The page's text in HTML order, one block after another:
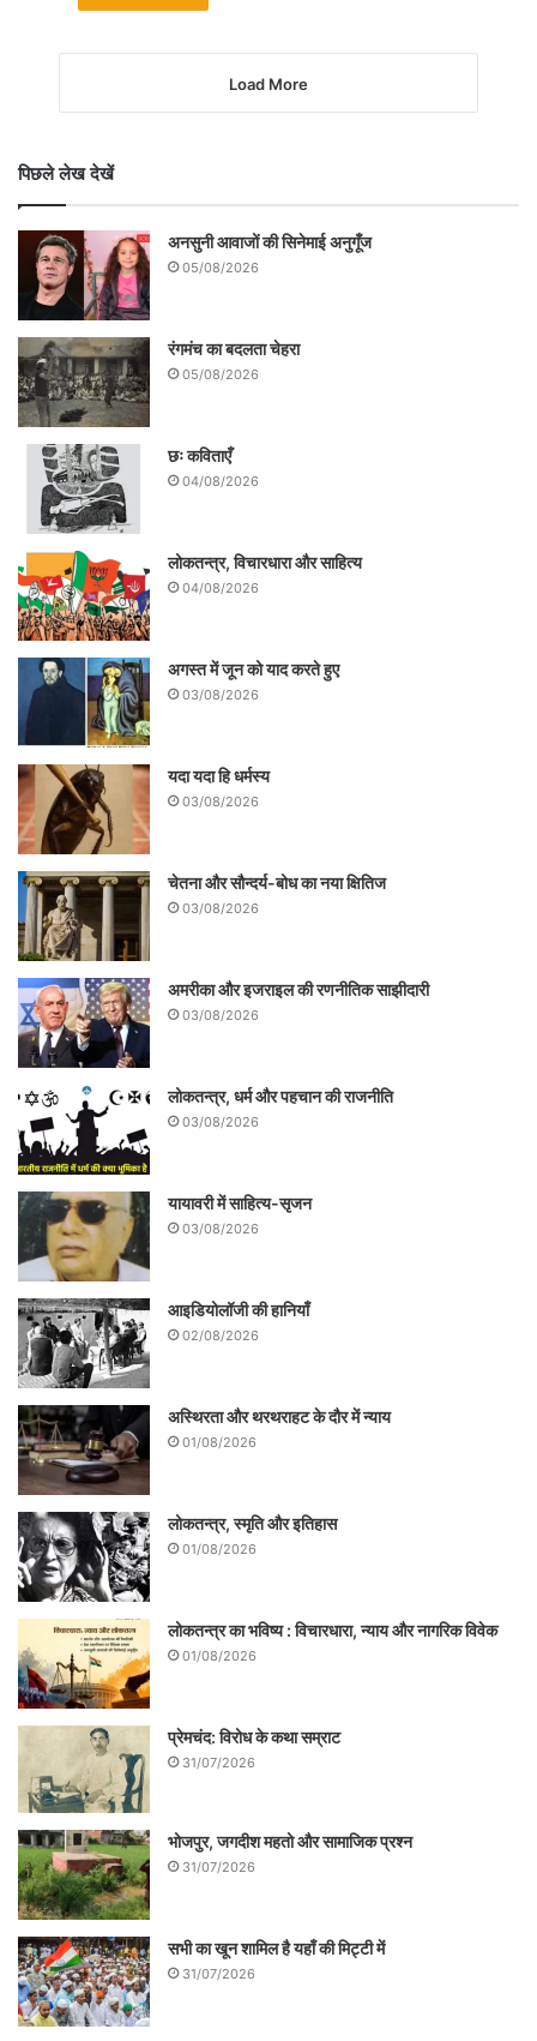
Load More
पिछले लेख देखें
अनसुनी आवाजों की सिनेमाई अनुगूँज
05/08/2026
रंगमंच का बदलता चेहरा
05/08/2026
छः कविताएँ
04/08/2026
लोकतन्त्र, विचारधारा और साहित्य
04/08/2026
अगस्त में जून को याद करते हुए
03/08/2026
यदा यदा हि धर्मस्य
03/08/2026
चेतना और सौन्दर्य-बोध का नया क्षितिज
03/08/2026
अमरीका और इजराइल की रणनीतिक साझीदारी
03/08/2026
लोकतन्त्र, धर्म और पहचान की राजनीति
03/08/2026
यायावरी में साहित्य-सृजन
03/08/2026
आइडियोलॉजी की हानियाँ
02/08/2026
अस्थिरता और थरथराहट के दौर में न्याय
01/08/2026
लोकतन्त्र, स्मृति और इतिहास
01/08/2026
लोकतन्त्र का भविष्य : विचारधारा, न्याय और नागरिक विवेक
01/08/2026
प्रेमचंद: विरोध के कथा सम्राट
31/07/2026
भोजपुर, जगदीश महतो और सामाजिक प्रश्न
31/07/2026
सभी का खून शामिल है यहाँ की मिट्टी में
31/07/2026